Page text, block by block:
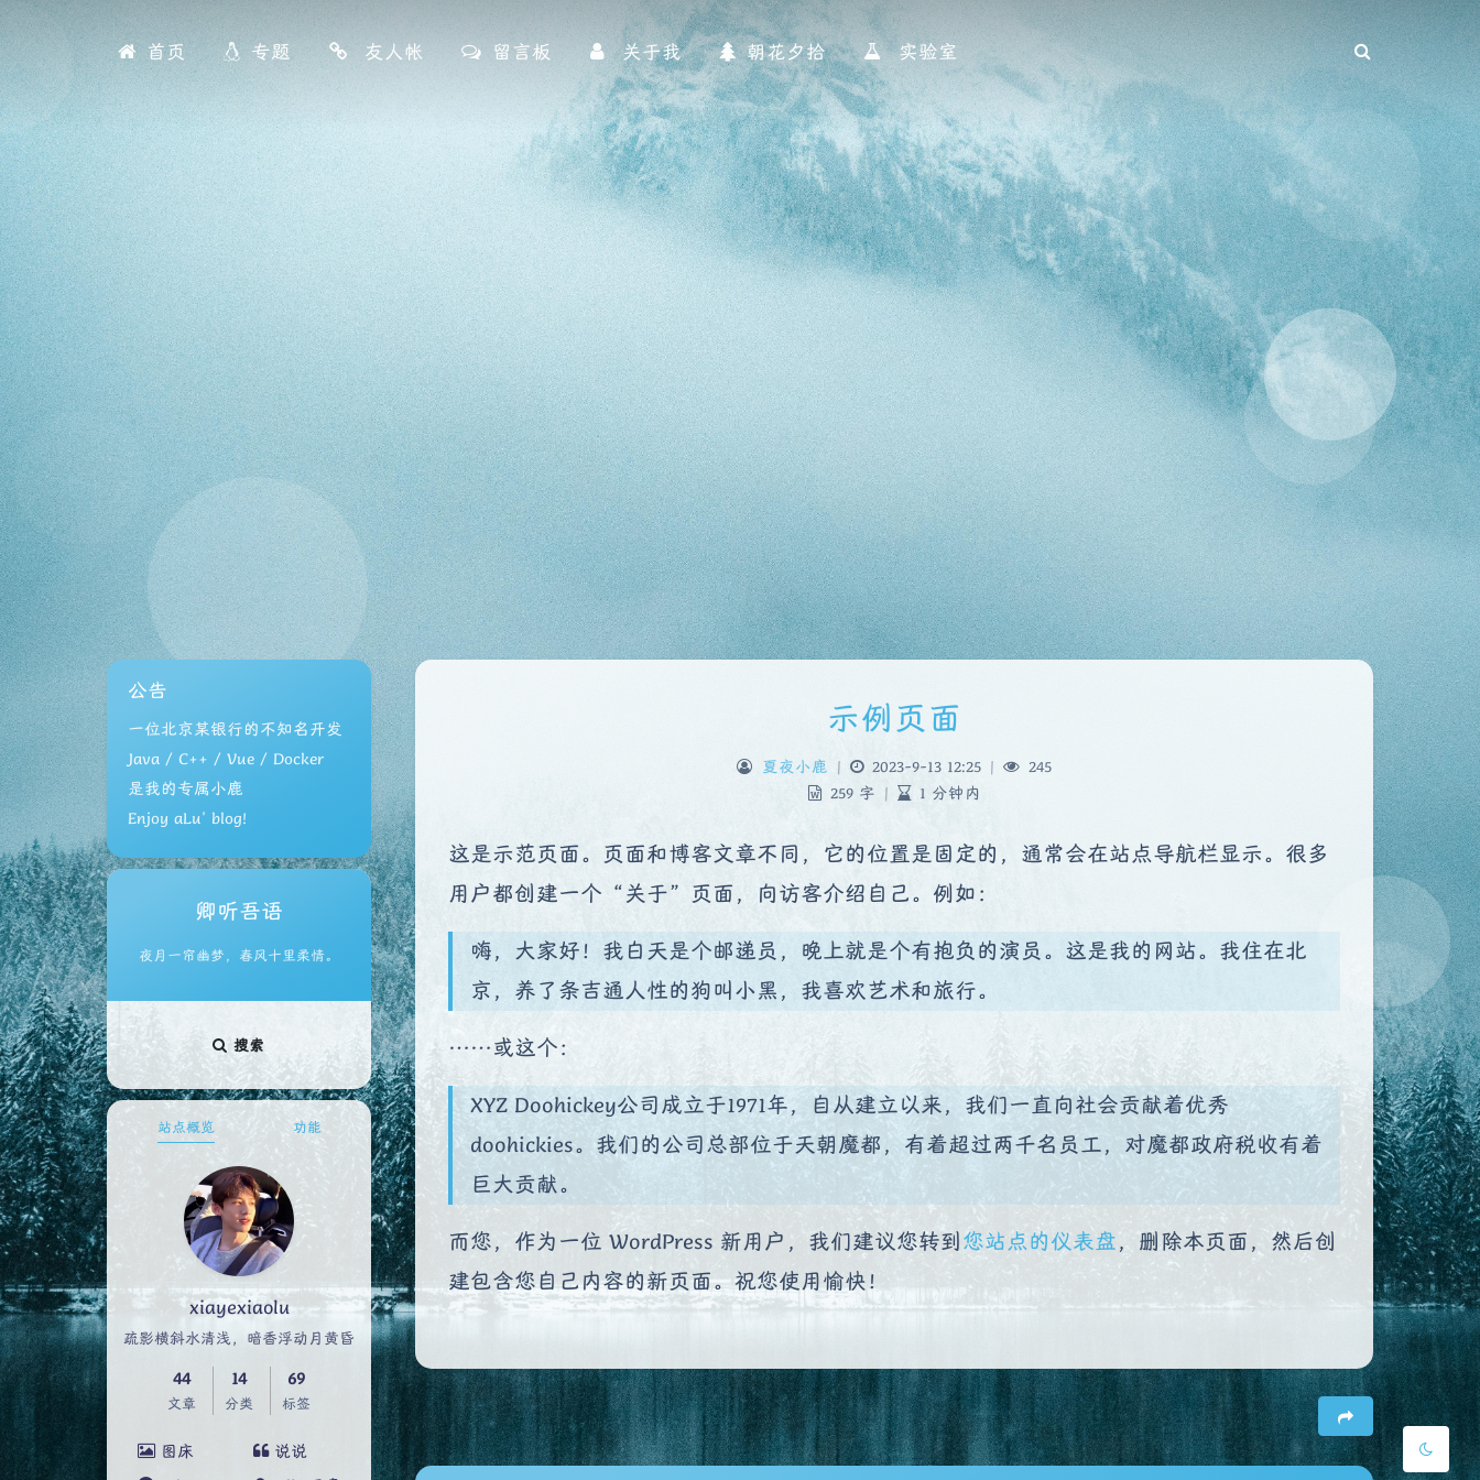
首页 专题 友人帐 留言板 关于我 朝花夕拾 实验室
夜间模式
浅阴影 深阴影
日落
公告
一位北京某银行的不知名开发
Java / C++ / Vue / Docker
是我的专属小鹿
Enjoy aLu' blog!
卿听吾语
夜月一帘幽梦，春风十里柔情。
搜索
站点概览 功能
xiayexiaolu
疏影横斜水清浅，暗香浮动月黄昏
44
文章
14
分类
69
标签
图床
说说
示例页面
夏夜小鹿 | 2023-9-13 12:25 |
245
259 字 | 1 分钟内
这是示范页面。页面和博客文章不同，它的位置是固定的，通常会在站点导航栏显示。很多
用户都创建一个“关于”页面，向访客介绍自己。例如：
嗨，大家好！我白天是个邮递员，晚上就是个有抱负的演员。这是我的网站。我住在北
京，养了条吉通人性的狗叫小黑，我喜欢艺术和旅行。
……或这个：
XYZ Doohickey公司成立于1971年，自从建立以来，我们一直向社会贡献着优秀
doohickies。我们的公司总部位于天朝魔都，有着超过两千名员工，对魔都政府税收有着
巨大贡献。
而您，作为一位 WordPress 新用户，我们建议您转到您站点的仪表盘，删除本页面，然后创
建包含您自己内容的新页面。祝您使用愉快！
豆